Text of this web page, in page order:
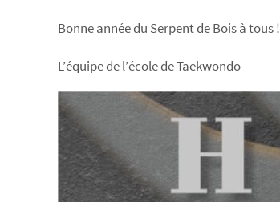
Bonne année du Serpent de Bois à tous !
L’équipe de l’école de Taekwondo